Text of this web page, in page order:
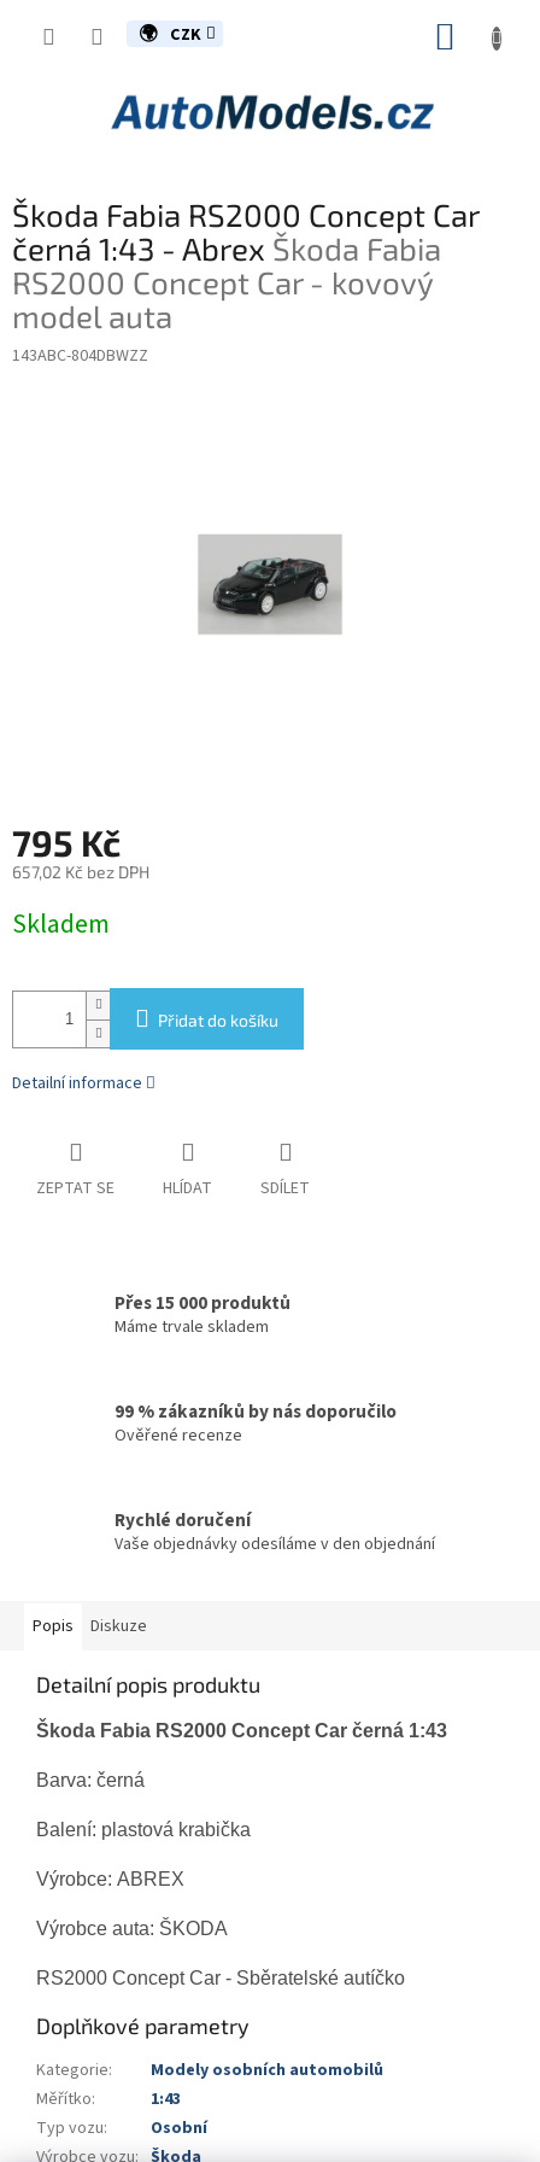
CZK
Škoda Fabia RS2000 Concept Car
černá 1:43 - Abrex Škoda Fabia
RS2000 Concept Car - kovový
model auta
143ABC-804DBWZZ
795 Kč
657,02 Kč bez DPH
cena:
Skladem
Přidat do košíku
Detailní informace
ZEPTAT SE HLÍDAT SDÍLET
Přes 15 000 produktů
Máme trvale skladem
99 % zákazníků by nás doporučilo
Ověřené recenze
Rychlé doručení
Vaše objednávky odesíláme v den objednání
Popis Diskuze
Detailní popis produktu
Škoda Fabia RS2000 Concept Car černá 1:43
Barva: černá
Balení: plastová krabička
Výrobce: ABREX
Výrobce auta: ŠKODA
RS2000 Concept Car - Sběratelské autíčko
Doplňkové parametry
Kategorie:
Modely osobních automobilů
Měřítko:
1:43
Typ vozu:
Osobní